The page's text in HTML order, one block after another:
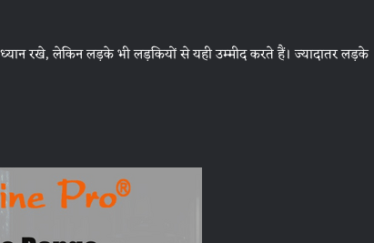
रखे, लेकिन लड़के भी लड़कियों से यही उम्मीद करते हैं। ज्यादातर लड़के